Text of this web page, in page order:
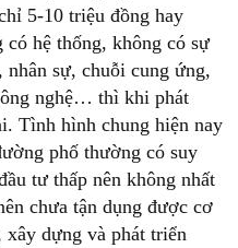
5-10 triệu đồng hay
hệ thống, không có sự
nhân sự, chuỗi cung ứng,
nghệ… thì khi phát
Tình hình chung hiện nay
phố thường có suy
tư thấp nên không nhất
chưa tận dụng được cơ
dựng và phát triển